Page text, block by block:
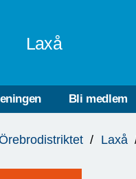
Laxå
Bli medlem
Laxå